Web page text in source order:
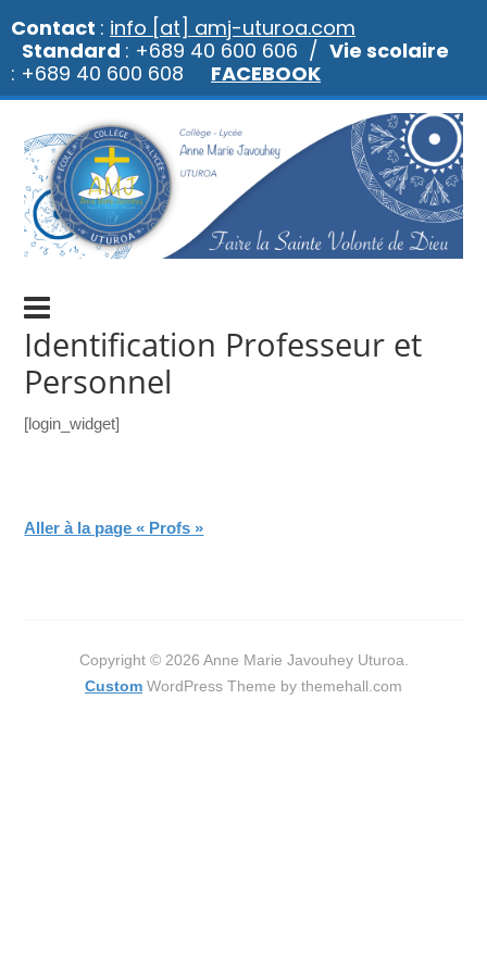
Identification Professeur et
Personnel
[login_widget]
Aller à la page « Profs »
Copyright © 2026 Anne Marie Javouhey Uturoa.
Custom WordPress Theme by themehall.com
Contact : info [at] amj-uturoa.com
Standard : +689 40 600 606 / Vie scolaire
: +689 40 600 608 FACEBOOK